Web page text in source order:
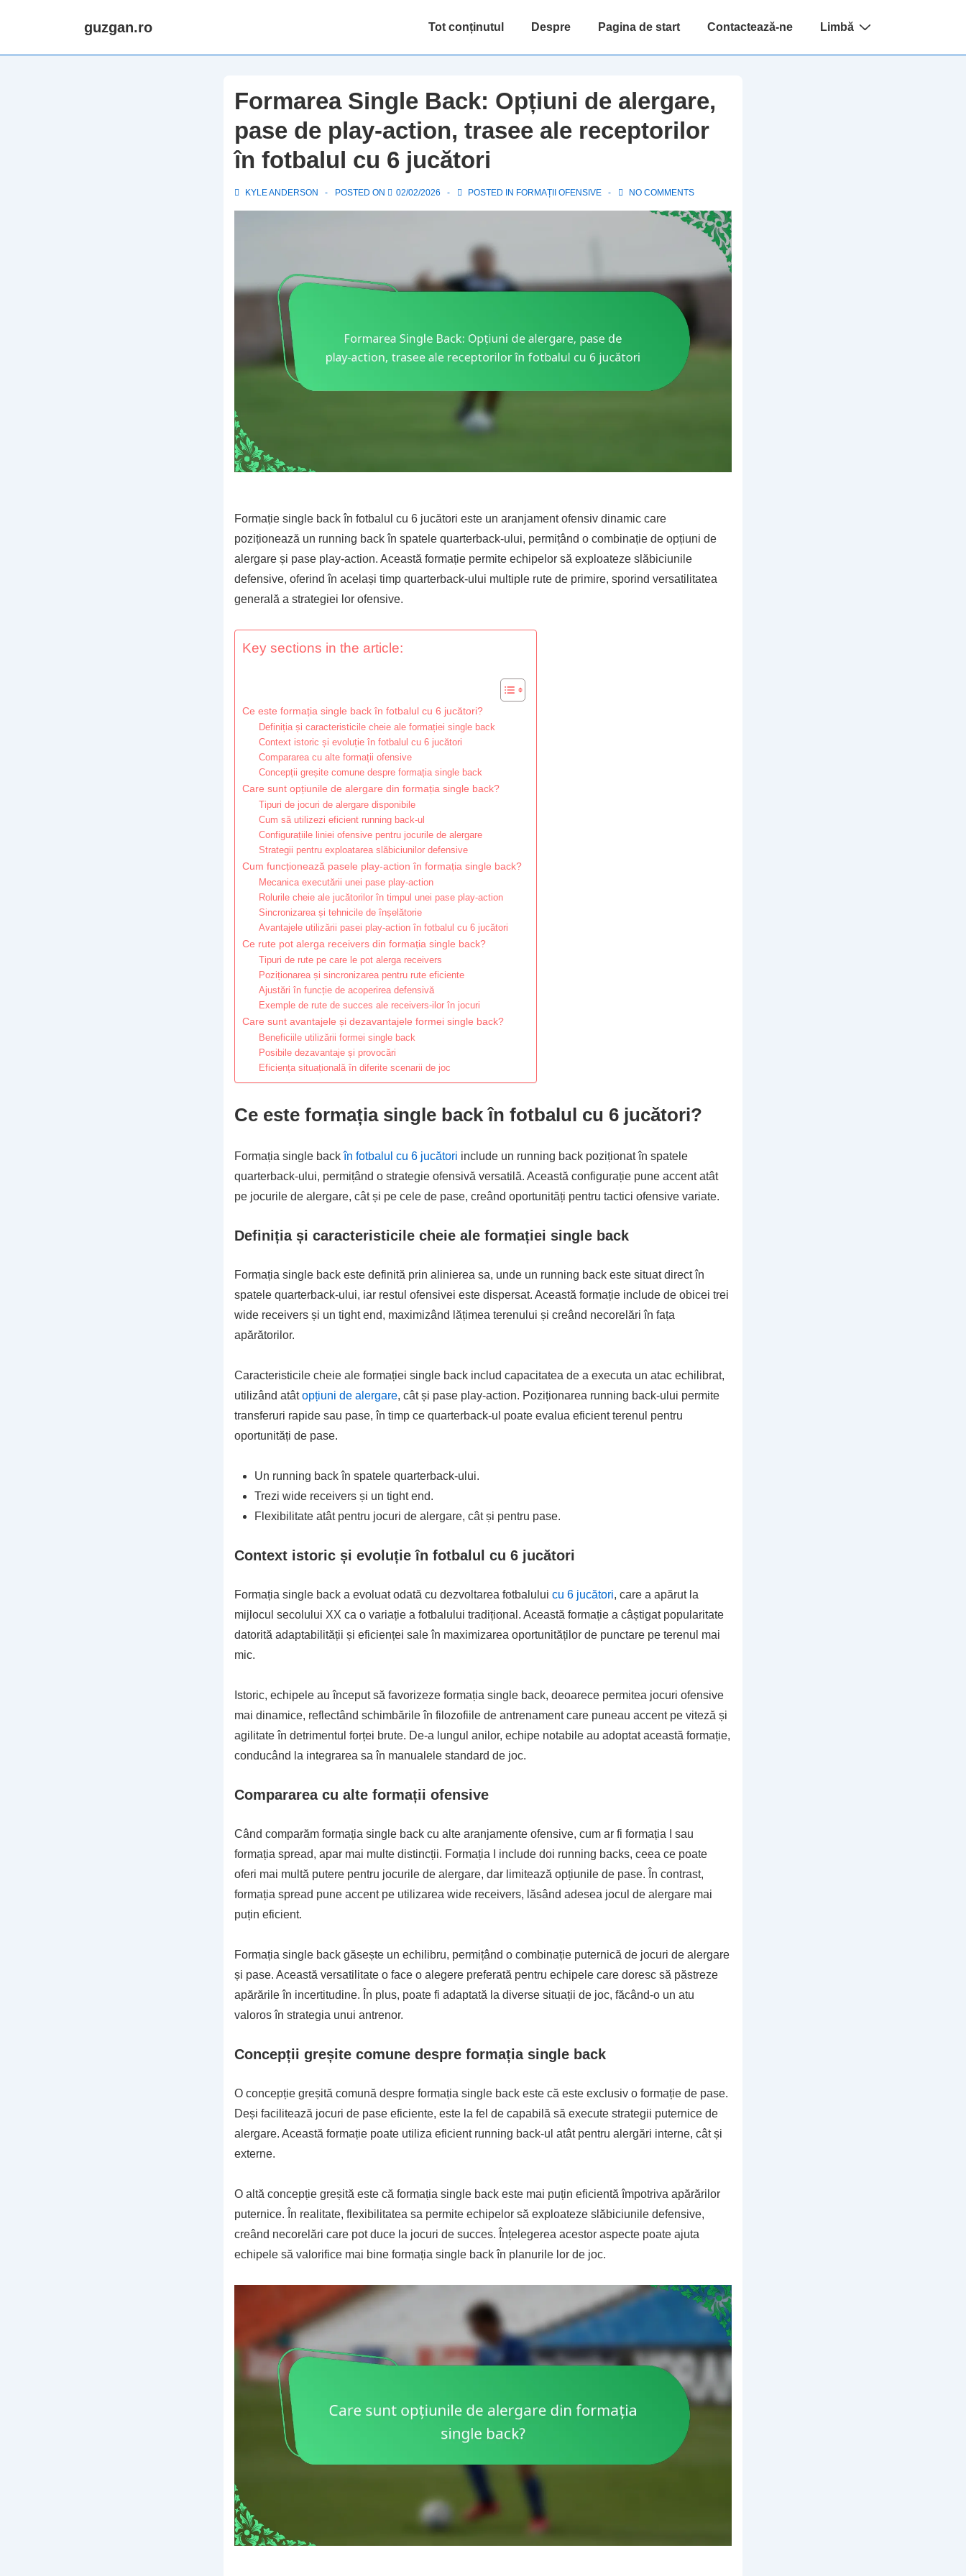
guzgan.ro
Main
Tot conținutul Despre Pagina de start Contactează-ne Limbă
Formarea Single Back: Opțiuni de alergare,
pase de play-action, trasee ale receptorilor
în fotbalul cu 6 jucători
KYLE ANDERSON POSTED ON 02/02/2026 POSTED IN FORMAȚII OFENSIVE NO COMMENTS
Formație single back în fotbalul cu 6 jucători este un aranjament ofensiv dinamic care
poziționează un running back în spatele quarterback-ului, permițând o combinație de opțiuni de
alergare și pase play-action. Această formație permite echipelor să exploateze slăbiciunile
defensive, oferind în același timp quarterback-ului multiple rute de primire, sporind versatilitatea
generală a strategiei lor ofensive.
Key sections in the article:
Ce este formația single back în fotbalul cu 6 jucători?
Definiția și caracteristicile cheie ale formației single back
Context istoric și evoluție în fotbalul cu 6 jucători
Compararea cu alte formații ofensive
Concepții greșite comune despre formația single back
Care sunt opțiunile de alergare din formația single back?
Tipuri de jocuri de alergare disponibile
Cum să utilizezi eficient running back-ul
Configurațiile liniei ofensive pentru jocurile de alergare
Strategii pentru exploatarea slăbiciunilor defensive
Cum funcționează pasele play-action în formația single back?
Mecanica executării unei pase play-action
Rolurile cheie ale jucătorilor în timpul unei pase play-action
Sincronizarea și tehnicile de înșelătorie
Avantajele utilizării pasei play-action în fotbalul cu 6 jucători
Ce rute pot alerga receivers din formația single back?
Tipuri de rute pe care le pot alerga receivers
Poziționarea și sincronizarea pentru rute eficiente
Ajustări în funcție de acoperirea defensivă
Exemple de rute de succes ale receivers-ilor în jocuri
Care sunt avantajele și dezavantajele formei single back?
Beneficiile utilizării formei single back
Posibile dezavantaje și provocări
Eficiența situațională în diferite scenarii de joc
Ce este formația single back în fotbalul cu 6 jucători?
Formația single backîn fotbalul cu 6 jucători include un running back poziționat în spatele
quarterback-ului, permițând o strategie ofensivă versatilă. Această configurație pune accent atât
pe jocurile de alergare, cât și pe cele de pase, creând oportunități pentru tactici ofensive variate.
Definiția și caracteristicile cheie ale formației single back
Formația single back este definită prin alinierea sa, unde un running back este situat direct în
spatele quarterback-ului, iar restul ofensivei este dispersat. Această formație include de obicei trei
wide receivers și un tight end, maximizând lățimea terenului și creând necorelări în fața
apărătorilor.
Caracteristicile cheie ale formației single back includ capacitatea de a executa un atac echilibrat,
utilizând atâtopțiuni de alergare, cât și pase play-action. Poziționarea running back-ului permite
transferuri rapide sau pase, în timp ce quarterback-ul poate evalua eficient terenul pentru
oportunități de pase.
Un running back în spatele quarterback-ului.
Trezi wide receivers și un tight end.
Flexibilitate atât pentru jocuri de alergare, cât și pentru pase.
Context istoric și evoluție în fotbalul cu 6 jucători
Formația single back a evoluat odată cu dezvoltarea fotbalului cu 6 jucători, care a apărut la
mijlocul secolului XX ca o variație a fotbalului tradițional. Această formație a câștigat popularitate
datorită adaptabilității și eficienței sale în maximizarea oportunităților de punctare pe terenul mai
mic.
Istoric, echipele au început să favorizeze formația single back, deoarece permitea jocuri ofensive
mai dinamice, reflectând schimbările în filozofiile de antrenament care puneau accent pe viteză și
agilitate în detrimentul forței brute. De-a lungul anilor, echipe notabile au adoptat această formație,
conducând la integrarea sa în manualele standard de joc.
Compararea cu alte formații ofensive
Când comparăm formația single back cu alte aranjamente ofensive, cum ar fi formația I sau
formația spread, apar mai multe distincții. Formația I include doi running backs, ceea ce poate
oferi mai multă putere pentru jocurile de alergare, dar limitează opțiunile de pase. În contrast,
formația spread pune accent pe utilizarea wide receivers, lăsând adesea jocul de alergare mai
puțin eficient.
Formația single back găsește un echilibru, permițând o combinație puternică de jocuri de alergare
și pase. Această versatilitate o face o alegere preferată pentru echipele care doresc să păstreze
apărările în incertitudine. În plus, poate fi adaptată la diverse situații de joc, făcând-o un atu
valoros în strategia unui antrenor.
Concepții greșite comune despre formația single back
O concepție greșită comună despre formația single back este că este exclusiv o formație de pase.
Deși facilitează jocuri de pase eficiente, este la fel de capabilă să execute strategii puternice de
alergare. Această formație poate utiliza eficient running back-ul atât pentru alergări interne, cât și
externe.
O altă concepție greșită este că formația single back este mai puțin eficientă împotriva apărărilor
puternice. În realitate, flexibilitatea sa permite echipelor să exploateze slăbiciunile defensive,
creând necorelări care pot duce la jocuri de succes. Înțelegerea acestor aspecte poate ajuta
echipele să valorifice mai bine formația single back în planurile lor de joc.